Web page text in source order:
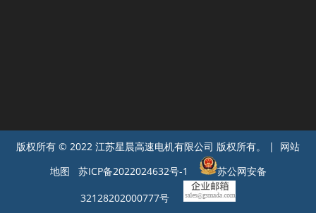
版权所有 © 2022 江苏星晨高速电机有限公司 版权所有。 | 网站
地图 苏ICP备2022024632号-1
苏公网安备
32128202000777号